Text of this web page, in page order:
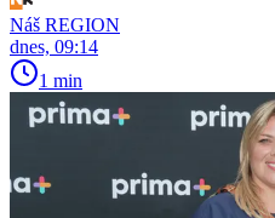
Náš REGION
dnes, 09:14
1 min